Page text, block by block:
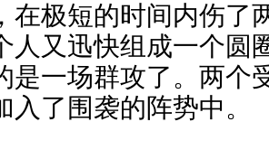
在极短的时间内伤了
人又迅快组成一个圆
是一场群攻了。两个
入了围袭的阵势中。